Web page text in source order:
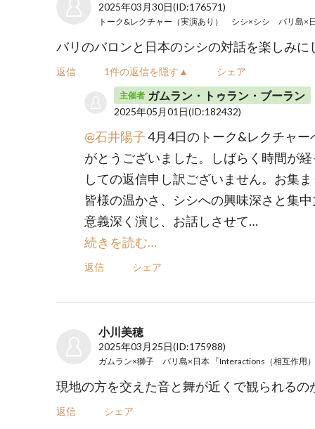
2025年03月30日(ID:176571)
トーク&レクチャー（実演あり） シシ×シシ バリ島×
バリのバロンと日本のシシの対話を楽しみに
返信 1件の返信を隠す▲ シェア
主催者 ガムラン・トゥラン・ブーラン
2025年05月01日(ID:182432)
@石井陽子4月4日のトーク&レクチャー
がとうございました。しばらく時間が
しての返信申し訳ございません。お集
皆様の温かさ、シシへの興味深さと集
意義深く演じ、お話しさせて…
続きを読む…
返信 シェア
小川美穂
2025年03月25日(ID:175988)
現地の方を交えた音と舞が近くで観られるの
返信 シェア